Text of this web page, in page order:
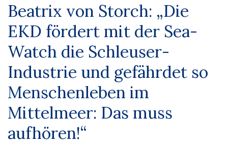
Beatrix von Storch: „Die
EKD fördert mit der Sea-
Watch die Schleuser-
Industrie und gefährdet so
Menschenleben im
Mittelmeer: Das muss
aufhören!“